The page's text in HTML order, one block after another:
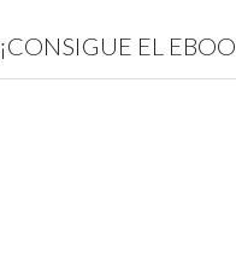
¡CONSIGUE EL